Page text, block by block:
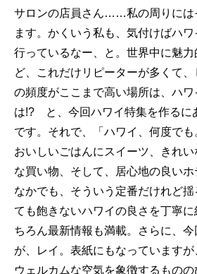
サロンの店員さん……私の周りには
ます。かくいう私も、気付けばハ
行っているなー、と。世界中に魅
ど、これだけリピーターが多くて
の頻度がここまで高い場所は、ハ
は!? と、今回ハワイ特集を作るに
です。それで、「ハワイ、何度でも
おいしいごはんにスイーツ、きれ
な買い物、そして、居心地の良い
なかでも、そういう定番だけれど
ても飽きないハワイの良さを丁寧
ちろん最新情報も満載。さらに、
が、レイ。表紙にもなっています
ウェルカムな空気を象徴するもの